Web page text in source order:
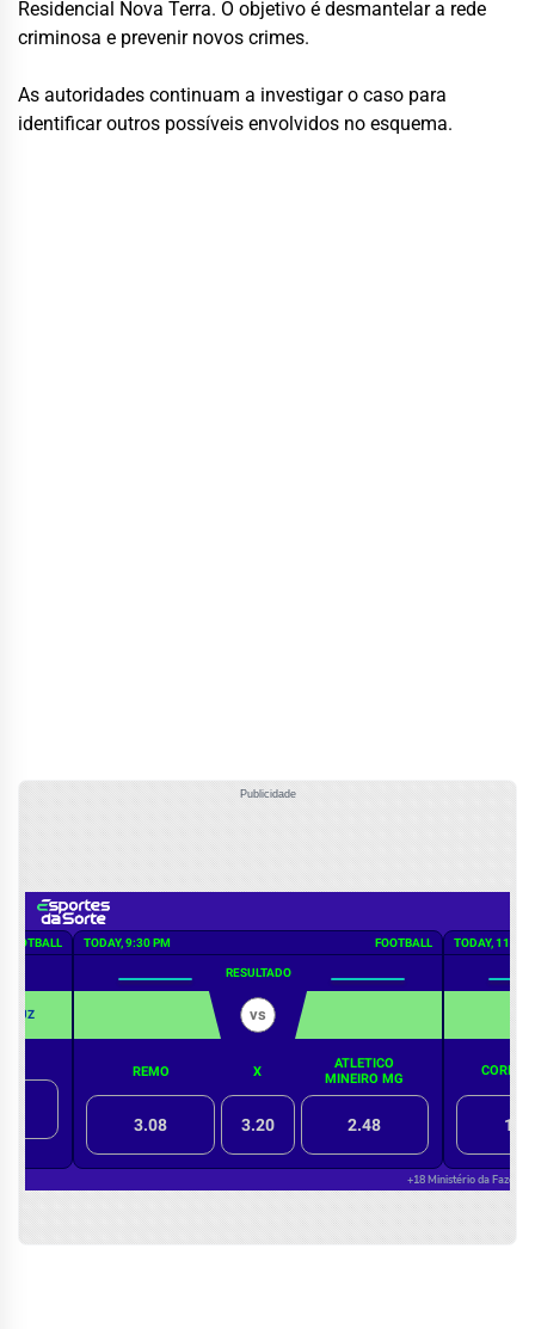
Residencial Nova Terra. O objetivo é desmantelar a rede
criminosa e prevenir novos crimes.
As autoridades continuam a investigar o caso para
identificar outros possíveis envolvidos no esquema.
Publicidade